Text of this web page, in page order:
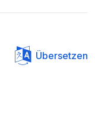
Übersetzen